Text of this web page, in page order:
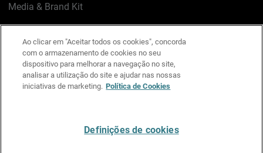
Media & Brand Kit
LinkedIn
X FacebookInstagram
YouTube
Ao clicar em "Aceitar todos os cookies", concorda
com o armazenamento de cookies no seu
dispositivo para melhorar a navegação no site,
analisar a utilização do site e ajudar nas nossas
iniciativas de marketing. Política de Cookies
Definições de cookies